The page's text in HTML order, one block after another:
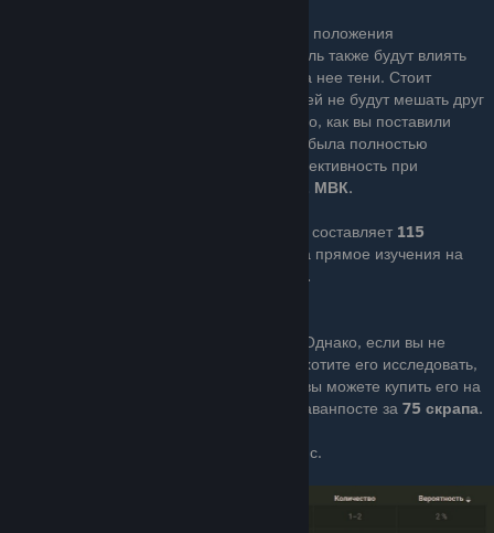
Выходная мощность панели зависит от ее положения
относительно солнца. На солнечную панель также будут влиять
стены и объекты, которые отбрасывают на нее тени. Стоит
заметить, что несколько солнечных панелей не будут мешать друг
другу, если их поставить рядом. После того, как вы поставили
панель, следите за тем, чтобы она всегда была полностью
отремонтирована, так как она теряет эффективность при
2 МВК.
Общая стоимость пути для разблокировки составляет 115
, а прямое изучения на
75.
Однако, если вы не
хотите его исследовать,
вы можете купить его на
аванпосте за 75 скрапа.
Также она может выпасть из сундуков и нпс.